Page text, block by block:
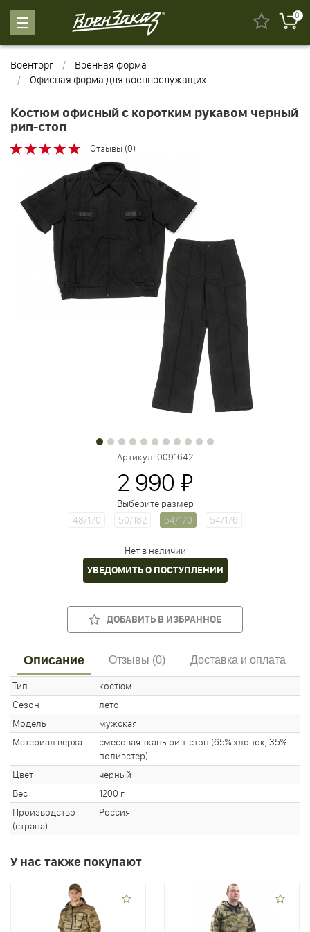
0
Военторг
Военная форма
Офисная форма для военнослужащих
Костюм офисный с коротким рукавом черный
рип-стоп
Отзывы (0)
Артикул:0091642
2 990 ₽
Выберите размер
48/170
50/182 54/170 54/176
Нет в наличии
УВЕДОМИТЬ О ПОСТУПЛЕНИИ
ДОБАВИТЬ В ИЗБРАННОЕ
Описание Отзывы (0) Доставка и оплата
Тип
костюм
Сезон
лето
Модель
мужская
Материал верха
смесовая ткань рип-стоп (65% хлопок, 35%
полиэстер)
Цвет
черный
Вес
1200 г
Производство
(страна)
Россия
У нас также покупают